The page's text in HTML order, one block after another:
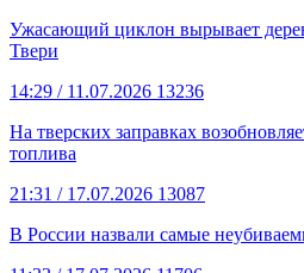
Ужасающий циклон вырывает
Твери
14:29 / 11.07.2026 13236
На тверских заправках
топлива
21:31 / 17.07.2026 13087
В России назвали самые